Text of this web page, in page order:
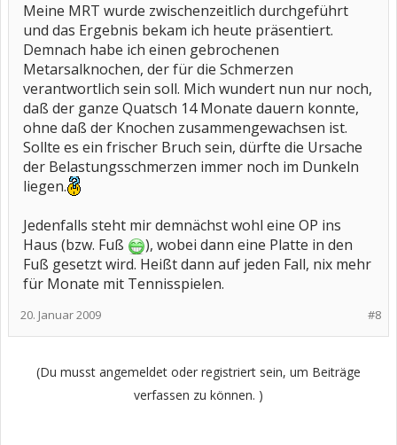
Meine MRT wurde zwischenzeitlich durchgeführt
und das Ergebnis bekam ich heute präsentiert.
Demnach habe ich einen gebrochenen
Metarsalknochen, der für die Schmerzen
verantwortlich sein soll. Mich wundert nun nur noch,
daß der ganze Quatsch 14 Monate dauern konnte,
ohne daß der Knochen zusammengewachsen ist.
Sollte es ein frischer Bruch sein, dürfte die Ursache
der Belastungsschmerzen immer noch im Dunkeln
liegen.
Jedenfalls steht mir demnächst wohl eine OP ins
Haus (bzw. Fuß
), wobei dann eine Platte in den
Fuß gesetzt wird. Heißt dann auf jeden Fall, nix mehr
für Monate mit Tennisspielen.
#8
20. Januar 2009
(Du musst angemeldet oder registriert sein, um Beiträge
verfassen zu können. )